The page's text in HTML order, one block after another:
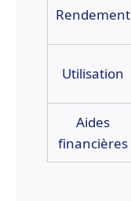
Rendement
Utilisation
Aides
financières